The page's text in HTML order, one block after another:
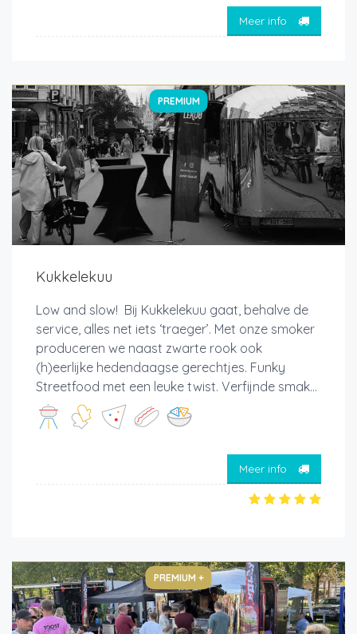
Meer info
PREMIUM
Kukkelekuu
Low and slow! Bij Kukkelekuu gaat, behalve de
service, alles net iets ‘traeger’. Met onze smoker
produceren we naast zwarte rook ook
(h)eerlijke hedendaagse gerechtjes. Funky
Streetfood met een leuke twist. Verfijnde smak...
Meer info
PREMIUM +